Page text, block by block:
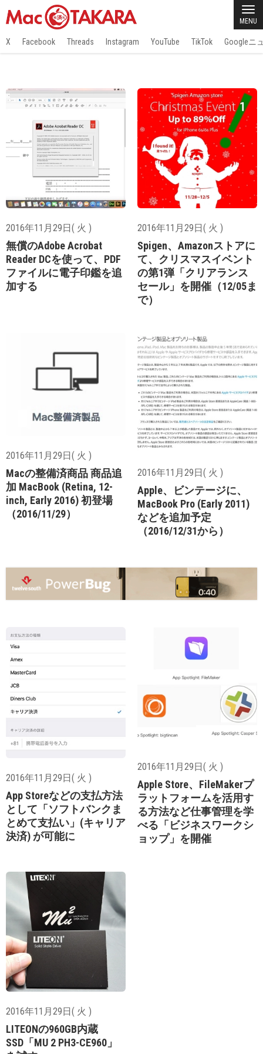
MENU
X Facebook Threads Instagram YouTube TikTok Googleニ
2016年11月29日( 火 )
無償のAdobe Acrobat
Reader DCを使って、PDF
ファイルに電子印鑑を追
加する
2016年11月29日( 火 )
Spigen、Amazonストアに
て、クリスマスイベント
の第1弾「クリアランス
セール」を開催（12/05ま
で）
2016年11月29日( 火 )
Macの整備済商品 商品追
加 MacBook (Retina, 12-
inch, Early 2016) 初登場
（2016/11/29）
2016年11月29日( 火 )
Apple、ビンテージに、
MacBook Pro (Early 2011)
などを追加予定
（2016/12/31から）
2016年11月29日( 火 )
App Storeなどの支払方法
として「ソフトバンクま
とめて支払い」(キャリア
決済) が可能に
2016年11月29日( 火 )
Apple Store、FileMakerプ
ラットフォームを活用す
る方法など仕事管理を学
べる「ビジネスワークシ
ョップ」を開催
2016年11月29日( 火 )
LITEONの960GB内蔵
SSD「MU 2 PH3-CE960」